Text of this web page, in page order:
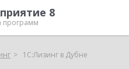
8
программ
1С:Лизинг в Дубне